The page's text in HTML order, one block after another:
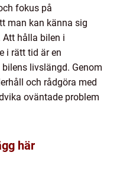
fokus på
man kan känna sig
Att hålla bilen i
i rätt tid är en
livslängd. Genom
och rådgöra med
oväntade problem
här